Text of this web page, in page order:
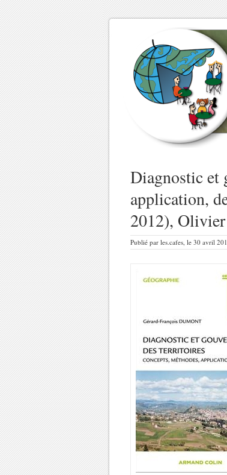
Diagnostic et
application,
2012),
Publié par les.cafes, le 30 avril